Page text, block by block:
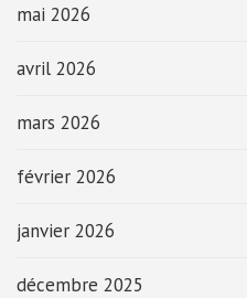
mai 2026
avril 2026
mars 2026
février 2026
janvier 2026
décembre 2025